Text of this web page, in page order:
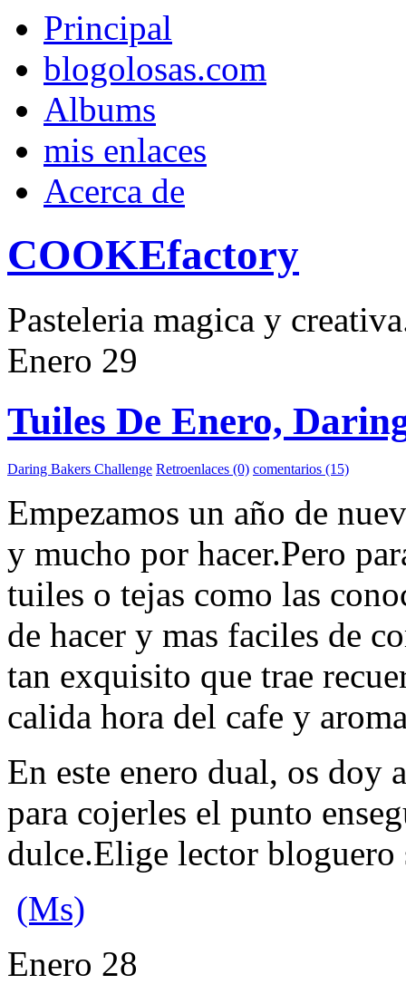
Principal
blogolosas.com
Albums
mis enlaces
Acerca de
COOKEfactory
Pasteleria magica y
Enero 29
Tuiles De Enero,
Daring Bakers Challenge Retroenlaces (0) comentarios (15)
Empezamos un año de
y mucho por hacer.Pero
tuiles o tejas como las
de hacer y mas faciles de
tan exquisito que trae
calida hora del cafe y
En este enero dual, os doy
para cojerles el punto
dulce.Elige lector bloguero
(Ms)
Enero 28